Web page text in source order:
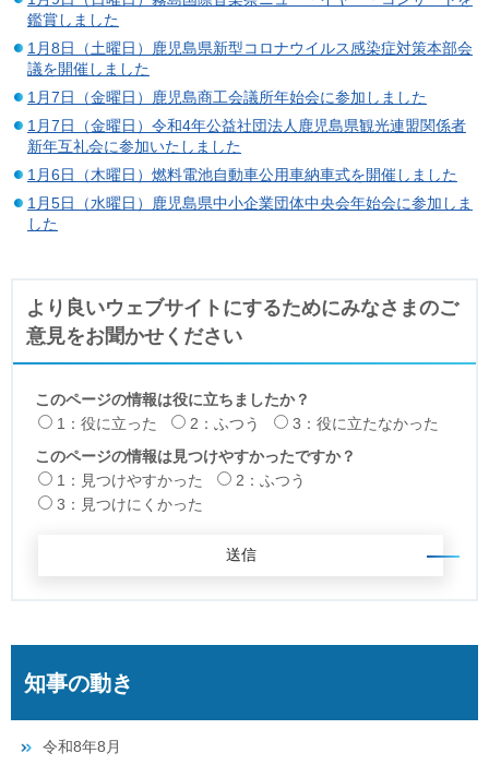
鑑賞しました
1月8日（土曜日）鹿児島県新型コロナウイルス感染症対策本部会
議を開催しました
1月7日（金曜日）鹿児島商工会議所年始会に参加しました
1月7日（金曜日）令和4年公益社団法人鹿児島県観光連盟関係者
新年互礼会に参加いたしました
1月6日（木曜日）燃料電池自動車公用車納車式を開催しました
1月5日（水曜日）鹿児島県中小企業団体中央会年始会に参加しま
した
より良いウェブサイトにするためにみなさまのご
意見をお聞かせください
このページの情報は役に立ちましたか？
1：役に立った
2：ふつう
3：役に立たなかった
このページの情報は見つけやすかったですか？
1：見つけやすかった
2：ふつう
3：見つけにくかった
知事の動き
令和8年8月